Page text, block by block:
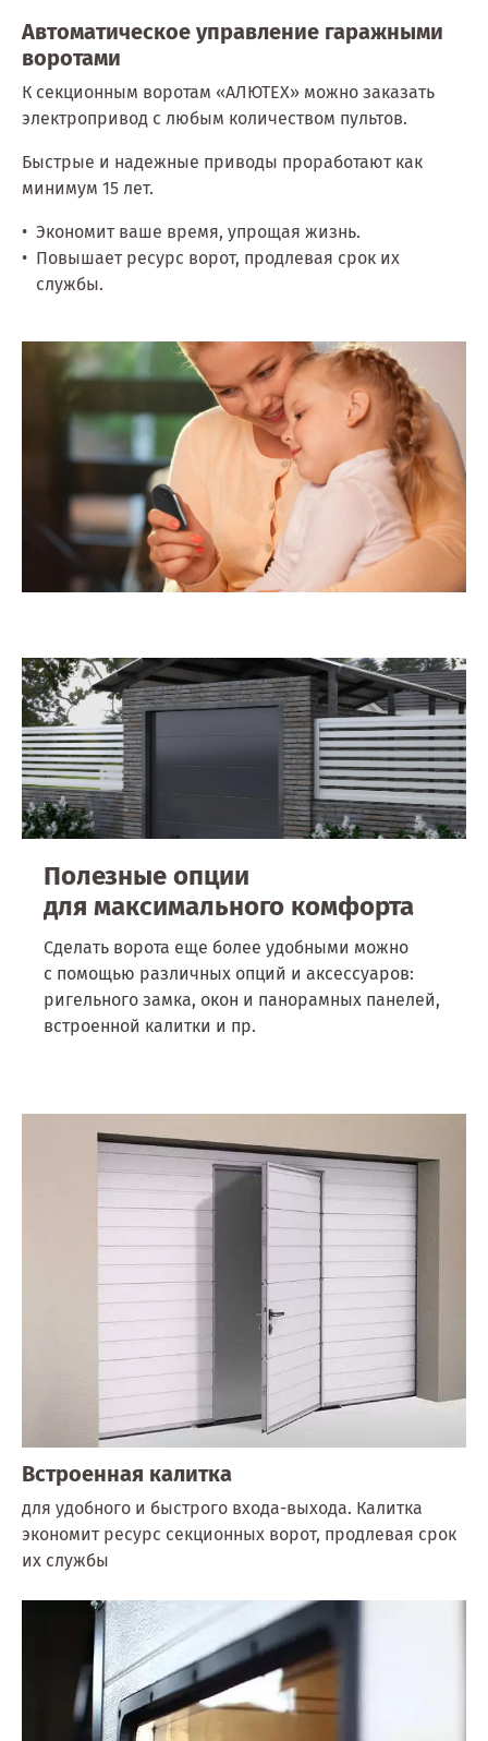
Автоматическое управление гаражными
воротами
К секционным воротам «АЛЮТЕХ» можно заказать
электропривод с любым количеством пультов.
Быстрые и надежные приводы проработают как
минимум 15 лет.
Экономит ваше время, упрощая жизнь.
Повышает ресурс ворот, продлевая срок их
службы.
Полезные опции
для максимального комфорта
Сделать ворота еще более удобными можно
с помощью различных опций и аксессуаров:
ригельного замка, окон и панорамных панелей,
встроенной калитки и пр.
Встроенная калитка
для удобного и быстрого входа-выхода. Калитка
экономит ресурс секционных ворот, продлевая срок
их службы